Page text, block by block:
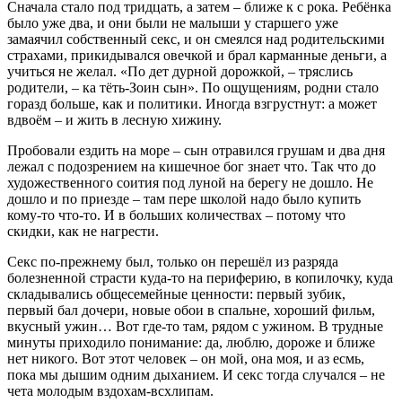
Сначала стало под тридцать, а затем – ближе к с рока. Ребёнка
было уже два, и они были не малыши у старшего уже
замаячил собственный секс, и он смеялся над родительскими
страхами, прикидывался овечкой и брал карманные деньги, а
учиться не желал. «По дет дурной дорожкой, – тряслись
родители, – ка тёть-Зоин сын». По ощущениям, родни стало
горазд больше, как и политики. Иногда взгрустнут: а может
вдвоём – и жить в лесную хижину.
Пробовали ездить на море – сын отравился грушам и два дня
лежал с подозрением на кишечное бог знает что. Так что до
художественного соития под луной на берегу не дошло. Не
дошло и по приезде – там пере школой надо было купить
кому-то что-то. И в больших количествах – потому что
скидки, как не нагрести.
Секс по-прежнему был, только он перешёл из разряда
болезненной страсти куда-то на периферию, в копилочку, куда
складывались общесемейные ценности: первый зубик,
первый бал дочери, новые обои в спальне, хороший фильм,
вкусный ужин… Вот где-то там, рядом с ужином. В трудные
минуты приходило понимание: да, люблю, дороже и ближе
нет никого. Вот этот человек – он мой, она моя, и аз есмь,
пока мы дышим одним дыханием. И секс тогда случался – не
чета молодым вздохам-всхлипам.